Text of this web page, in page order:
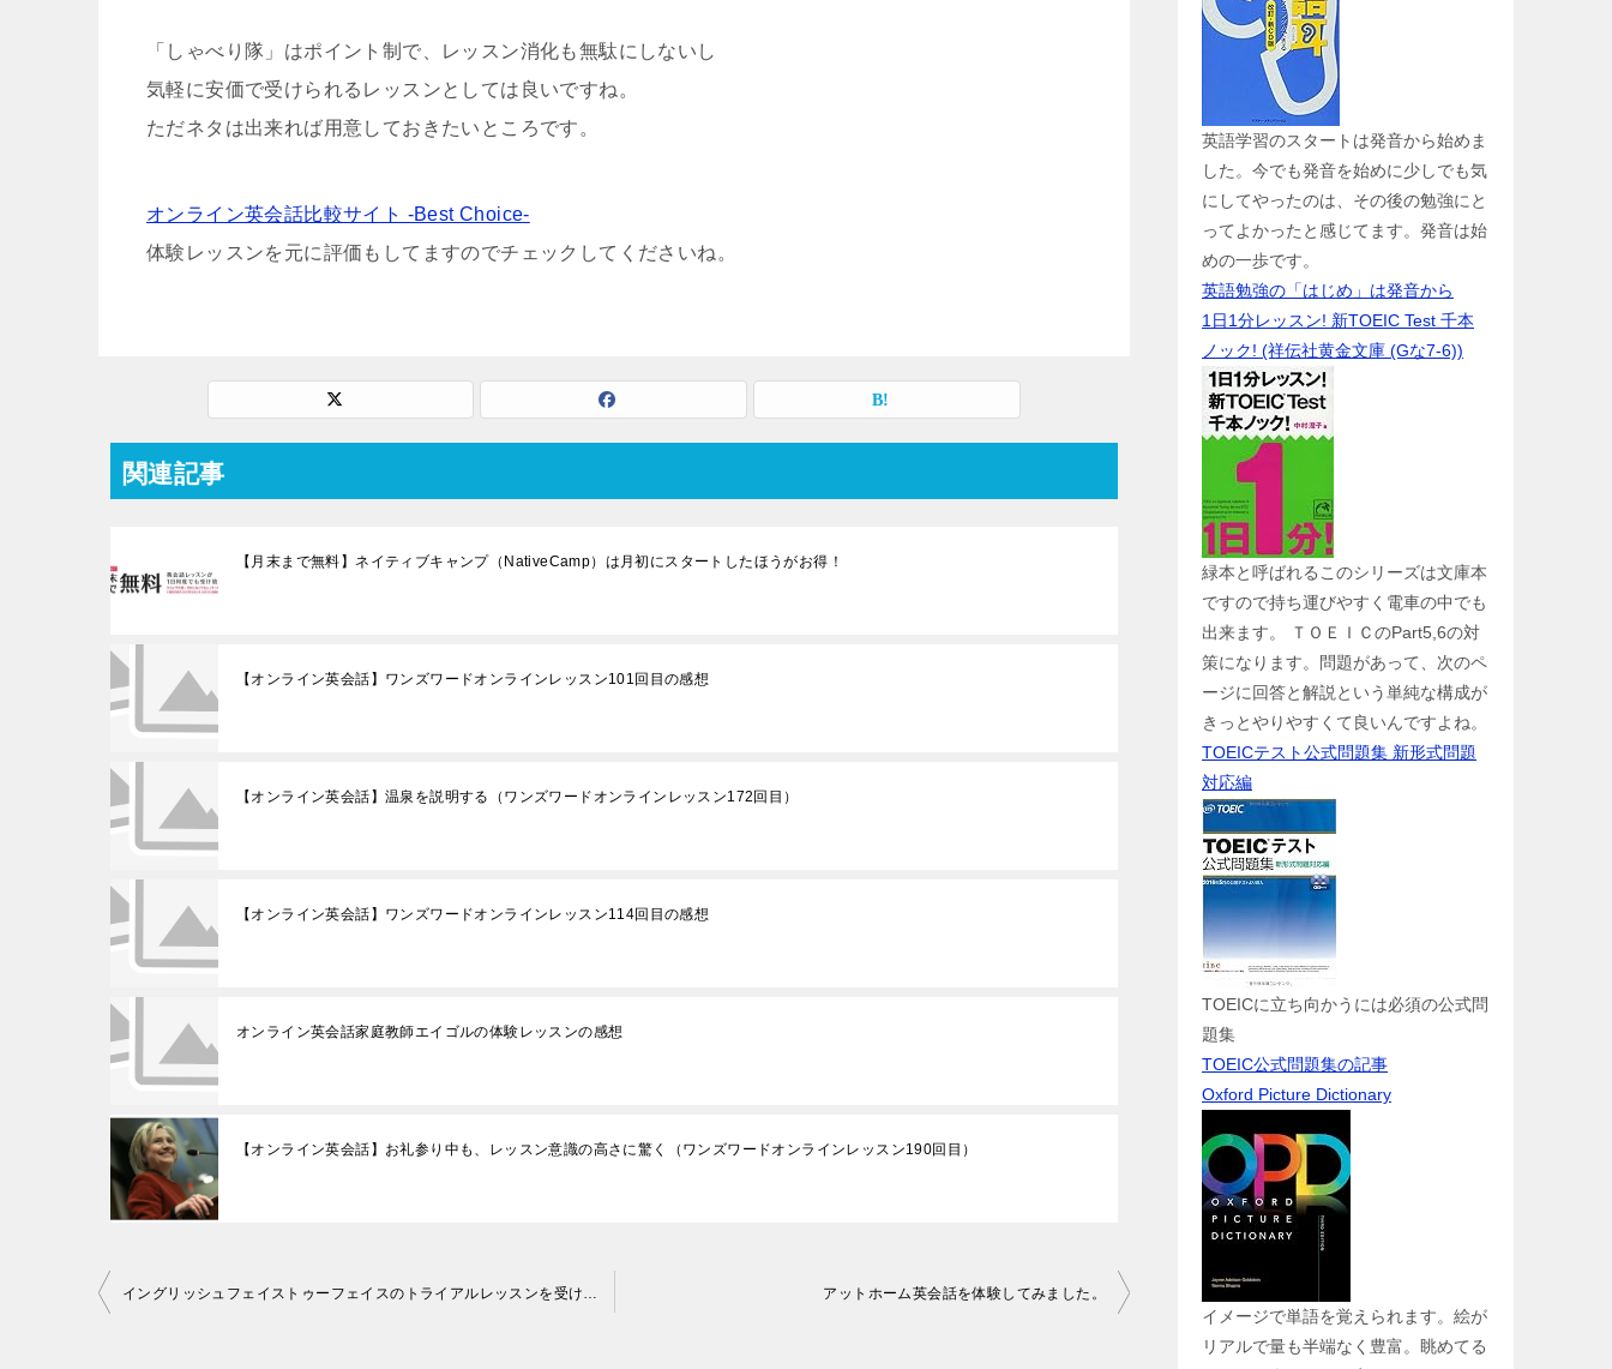
「しゃべり隊」はポイント制で、レッスン消化も無駄にしないし
気軽に安価で受けられるレッスンとしては良いですね。
ただネタは出来れば用意しておきたいところです。
オンライン英会話比較サイト -Best Choice-
体験レッスンを元に評価もしてますのでチェックしてくださいね。
関連記事
【月末まで無料】ネイティブキャンプ（NativeCamp）は月初にスタートしたほうがお得！
【オンライン英会話】ワンズワードオンラインレッスン101回目の感想
【オンライン英会話】温泉を説明する（ワンズワードオンラインレッスン172回目）
【オンライン英会話】ワンズワードオンラインレッスン114回目の感想
オンライン英会話家庭教師エイゴルの体験レッスンの感想
【オンライン英会話】お礼参り中も、レッスン意識の高さに驚く（ワンズワードオンラインレッスン190回目）
投
イングリッシュフェイストゥーフェイスのトライアルレッスンを受けてみました。 アットホーム英会話を体験してみました。
英語学習のスタートは発音から始めま
した。今でも発音を始めに少しでも気
にしてやったのは、その後の勉強にと
ってよかったと感じてます。発音は始
めの一歩です。
英語勉強の「はじめ」は発音から
1日1分レッスン! 新TOEIC Test 千本
ノック! (祥伝社黄金文庫 (Gな7-6))
緑本と呼ばれるこのシリーズは文庫本
ですので持ち運びやすく電車の中でも
出来ます。 ＴＯＥＩＣのPart5,6の対
策になります。問題があって、次のペ
ージに回答と解説という単純な構成が
きっとやりやすくて良いんですよね。
TOEICテスト公式問題集 新形式問題
対応編
TOEICに立ち向かうには必須の公式問
題集
TOEIC公式問題集の記事
Oxford Picture Dictionary
イメージで単語を覚えられます。絵が
リアルで量も半端なく豊富。眺めてる